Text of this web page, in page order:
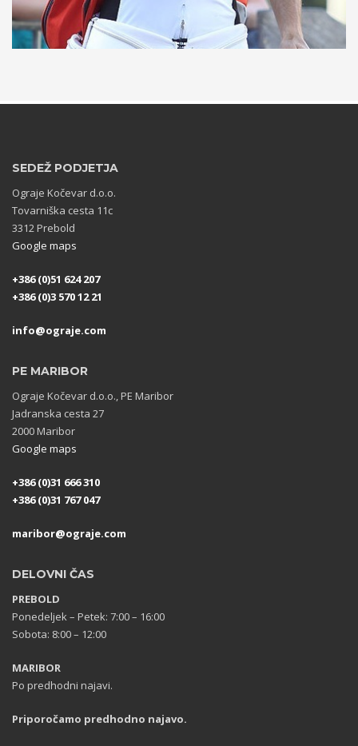
SEDEŽ PODJETJA
Ograje Kočevar d.o.o.
Tovarniška cesta 11c
3312 Prebold
Google maps
+386 (0)51 624 207
+386 (0)3 570 12 21
info@ograje.com
PE MARIBOR
Ograje Kočevar d.o.o., PE Maribor
Jadranska cesta 27
2000 Maribor
Google maps
+386 (0)31 666 310
+386 (0)31 767 047
maribor@ograje.com
DELOVNI ČAS
PREBOLD
Ponedeljek – Petek: 7:00 – 16:00
Sobota: 8:00 – 12:00
MARIBOR
Po predhodni najavi.
Priporočamo predhodno najavo.